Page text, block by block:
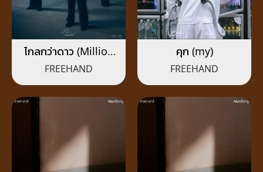
ไกลกว่าดาว (Million
Light-Years)
FREEHAND
คุก (my)
FREEHAND